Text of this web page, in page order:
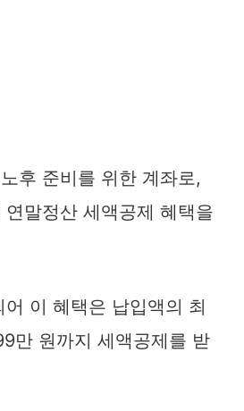
후 준비를 위한 계좌로,
연말정산 세액공제 혜택을
이 혜택은 납입액의 최
만 원까지 세액공제를 받